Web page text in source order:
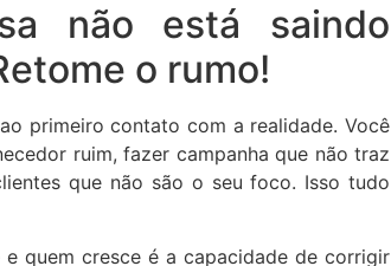
não está saindo
o rumo!
primeiro contato com a realidade. Você
ruim, fazer campanha que não traz
que não são o seu foco. Isso tudo
quem cresce é a capacidade de corrigir